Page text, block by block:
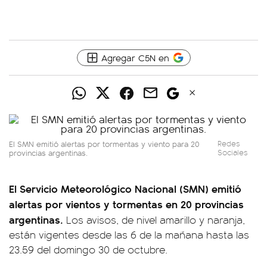
Agregar C5N en
El SMN emitió alertas por tormentas y viento para 20
provincias argentinas.
Redes
Sociales
El Servicio Meteorológico Nacional (SMN) emitió
alertas por vientos y tormentas en 20 provincias
argentinas. Los avisos, de nivel amarillo y naranja,
están vigentes desde las 6 de la mañana hasta las
23.59 del domingo 30 de octubre.